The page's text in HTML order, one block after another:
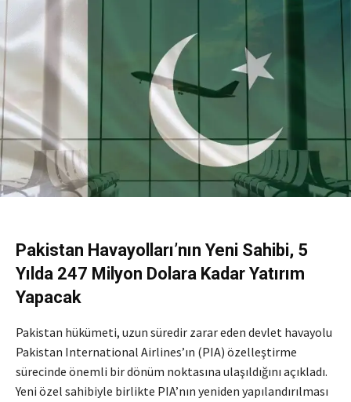
Pakistan Havayolları’nın Yeni Sahibi, 5
Yılda 247 Milyon Dolara Kadar Yatırım
Yapacak
Pakistan hükümeti, uzun süredir zarar eden devlet havayolu
Pakistan International Airlines’ın (PIA) özelleştirme
sürecinde önemli bir dönüm noktasına ulaşıldığını açıkladı.
Yeni özel sahibiyle birlikte PIA’nın yeniden yapılandırılması